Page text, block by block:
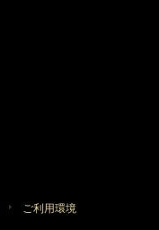
ご利用環境